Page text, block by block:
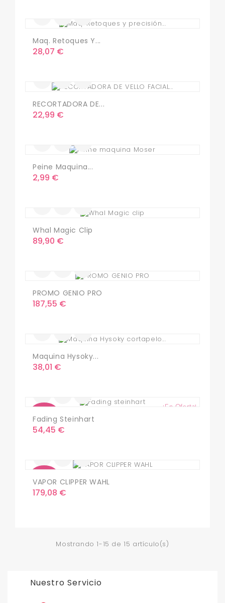
Maq. Retoques Y...
Precio
28,07 €
RECORTADORA DE...
Precio
22,99 €
Peine Maquina...
Precio
2,99 €
Whal Magic Clip
Precio
89,90 €
PROMO GENIO PRO
Precio
187,55 €
Maquina Hysoky...
Precio
38,01 €
¡En Oferta!
Fading Steinhart
Precio
54,45 €
VAPOR CLIPPER WAHL
Precio
179,08 €
Mostrando 1-15 de 15 artículo(s)
Nuestro Servicio